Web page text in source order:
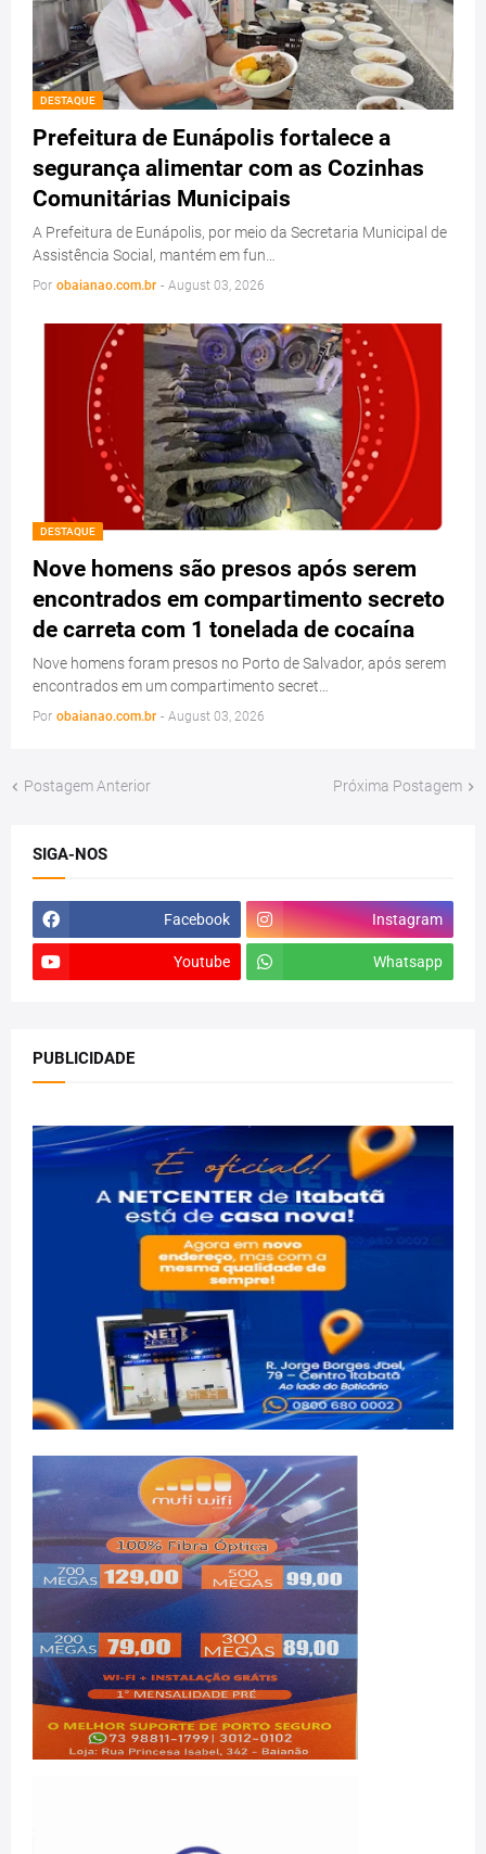
DESTAQUE
Prefeitura de Eunápolis fortalece a
segurança alimentar com as Cozinhas
Comunitárias Municipais
A Prefeitura de Eunápolis, por meio da Secretaria Municipal de
Assistência Social, mantém em fun…
Por obaianao.com.br - August 03, 2026
DESTAQUE
Nove homens são presos após serem
encontrados em compartimento secreto
de carreta com 1 tonelada de cocaína
Nove homens foram presos no Porto de Salvador, após serem
encontrados em um compartimento secret…
Por obaianao.com.br - August 03, 2026
Postagem Anterior Próxima Postagem
SIGA-NOS
Facebook Instagram
Youtube Whatsapp
PUBLICIDADE